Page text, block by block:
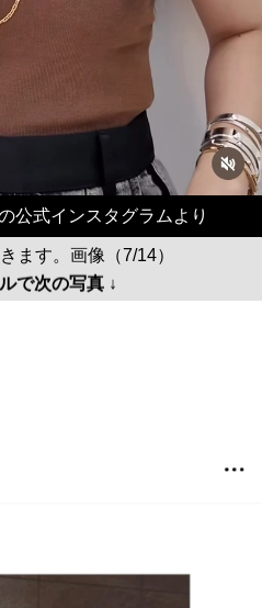
公式インスタグラムより
ます。画像（7/14）
で次の写真 ↓